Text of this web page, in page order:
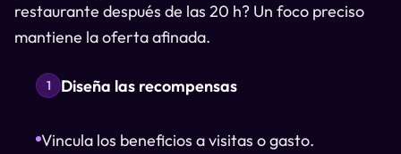
restaurante después de las 20 h? Un foco preciso
mantiene la oferta afinada.
1 Diseña las recompensas
Vincula los beneficios a visitas o gasto.